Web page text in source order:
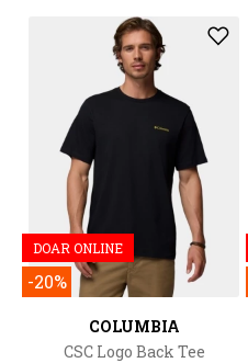
DOAR ONLINE
-20%
COLUMBIA
CSC Logo Back Tee